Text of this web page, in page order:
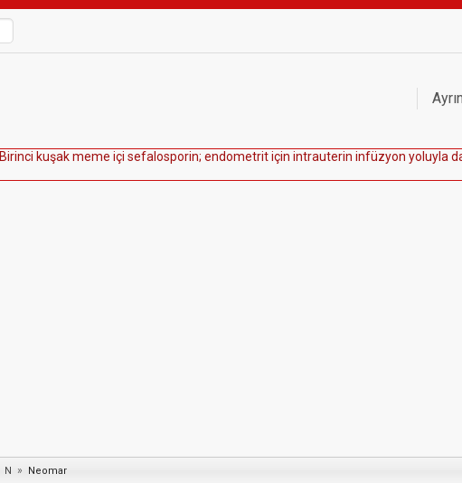
Birinci kuşakmeme içi sefa osporin; endometritiçin intrauterin infüzyon yo uya d
N » Neomar